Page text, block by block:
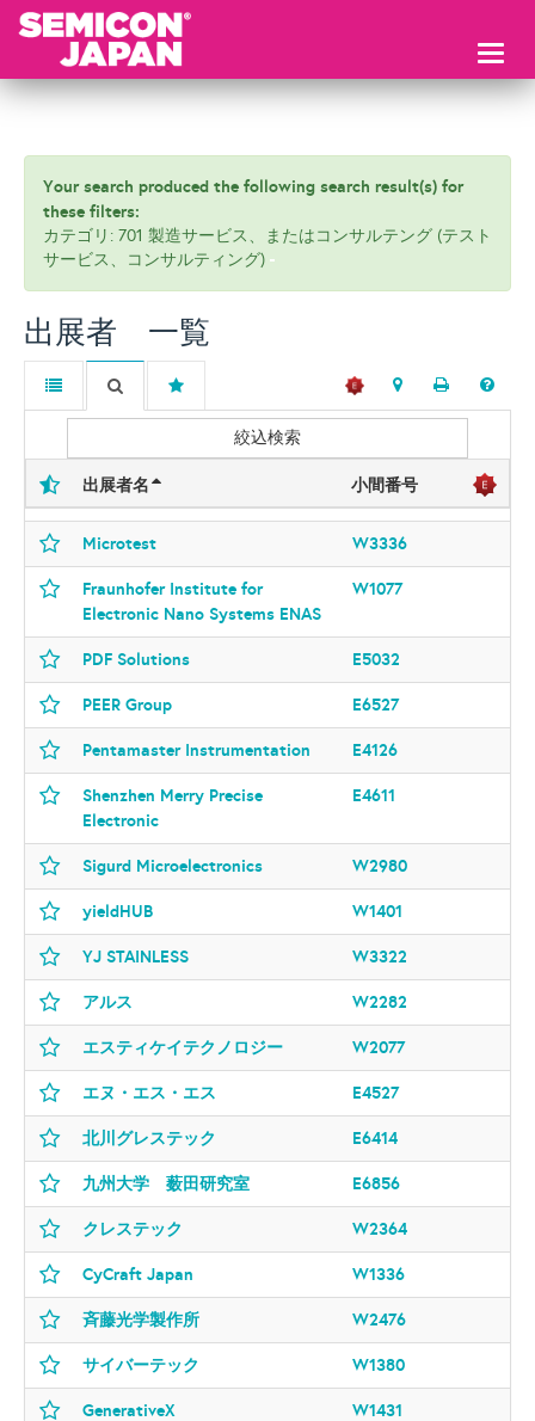
Your search produced the following search result(s) for
these filters:
カテゴリ: 701 製造サービス、またはコンサルテング (テスト
サービス、コンサルティング)
出展者 一覧
絞込検索
出展者名 小間番号
Microtest W3336
Fraunhofer Institute for
Electronic Nano Systems ENAS
W1077
PDF Solutions E5032
PEER Group E6527
Pentamaster Instrumentation E4126
Shenzhen Merry Precise
Electronic
E4611
Sigurd Microelectronics W2980
yieldHUB W1401
YJ STAINLESS W3322
アルス W2282
エスティケイテクノロジー W2077
エヌ・エス・エス E4527
北川グレステック E6414
九州大学 薮田研究室 E6856
クレステック W2364
CyCraft Japan W1336
斉藤光学製作所 W2476
サイバーテック W1380
GenerativeX W1431